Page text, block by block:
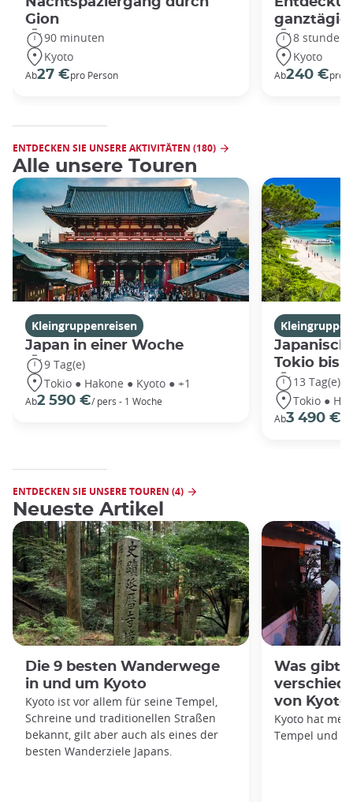
Gion
90 minuten
Kyoto
Ab27 €pro Person
ganztägig
8 stunden
Kyoto
Ab240 €pro
ENTDECKEN SIE UNSERE AKTIVITÄTEN (180)
Alle unsere Touren
Kleingruppenreisen
Japan in einer Woche
9 Tag(e)
Tokio ● Hakone ● Kyoto ● +1
Ab2 590 €/ pers - 1 Woche
Tokio bis
13 Tag(e)
Tokio ●
Ab3 490 €
ENTDECKEN SIE UNSERE TOUREN (4)
Neueste Artikel
Die 9 besten Wanderwege
in und um Kyoto
Kyoto ist vor allem für seine Tempel,
Schreine und traditionellen Straßen
bekannt, gilt aber auch als eines der
besten Wanderziele Japans.
Was gibt
von Kyoto
Kyoto hat
Tempel und